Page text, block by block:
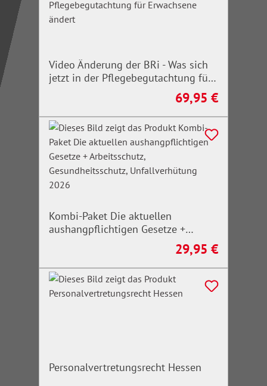
Video Änderung der BRi - Was sich
jetzt in der Pflegebegutachtung für
Regulärer Preis:
69,95 €
Kombi-Paket Die aktuellen
aushangpflichtigen Gesetze +
Arbeitsschutz, Gesundheitsschutz,
Regulärer Preis:
29,95 €
Personalvertretungsrecht Hessen